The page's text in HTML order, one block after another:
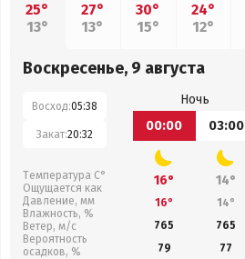
25°
13°
27°
13°
30°
15°
24°
12°
Воскресенье, 9 августа
Восход:05:38
Закат:20:32
Температура С°
Ощущается как
Давление, мм
Влажность, %
Ветер, м/с
Вероятность
осадков, %
Ночь
00:00
03:00
16° 14°
16° 14°
765
765
79
77